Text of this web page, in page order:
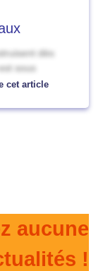
dès
sous
cet article
aucune
!